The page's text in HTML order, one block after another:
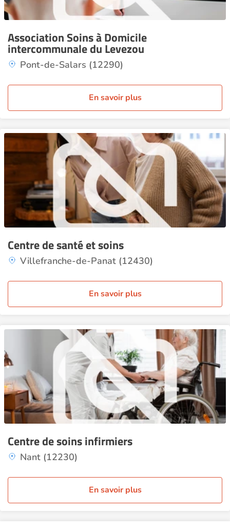
Association Soins à Domicile
intercommunale du Levezou
Pont-de-Salars (12290)
En savoir plus
Centre de santé et soins
Villefranche-de-Panat (12430)
En savoir plus
Centre de soins infirmiers
Nant (12230)
En savoir plus